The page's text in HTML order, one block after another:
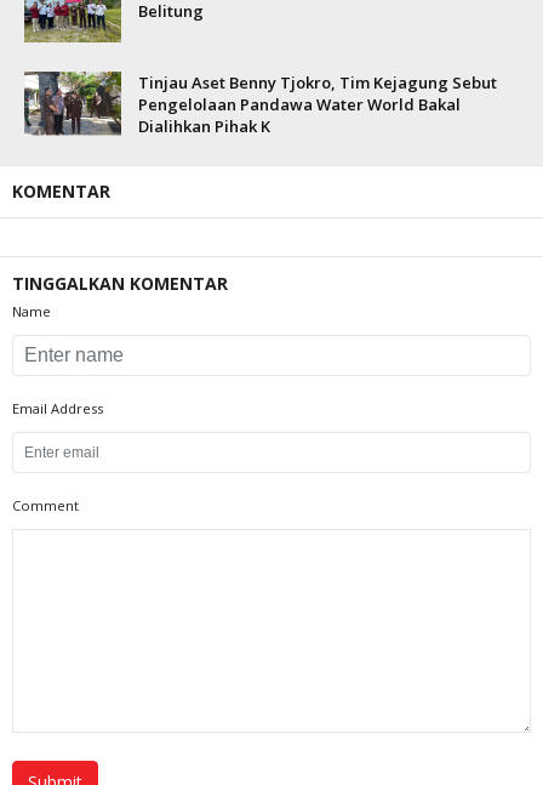
Belitung
Tinjau Aset Benny Tjokro, Tim Kejagung Sebut
Pengelolaan Pandawa Water World Bakal
Dialihkan Pihak K
KOMENTAR
TINGGALKAN KOMENTAR
Name
Email Address
Comment